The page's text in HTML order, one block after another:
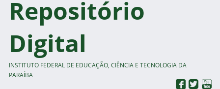
Repositório
Digital
INSTITUTO FEDERAL DE EDUCAÇÃO, CIÊNCIA E TECNOLOGIA DA
PARAÍBA